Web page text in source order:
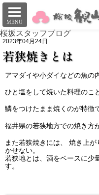
桜坂スタッフブログ
2023年04月24日
若狭焼きとは
アマダイや小ダイなどの魚の
ひと塩をして焼いた料理のこ
鱗をつけたまま焼くのが特徴
福井県の若狭地方での焼き方
また若狭焼きには、 焼き上
かせない。
若狭地とは、酒をベースに少
す。